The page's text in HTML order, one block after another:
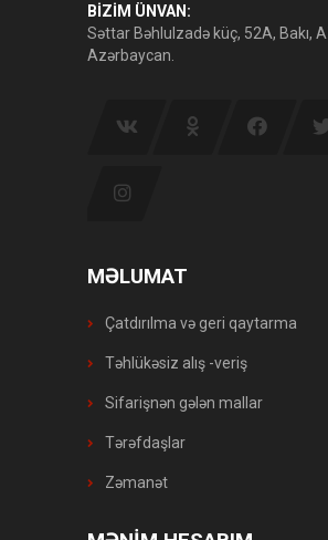
BİZİM ÜNVAN:
Səttar Bəhlulzadə küç, 52A, Bakı,
Azərbaycan.
MƏLUMAT
Çatdırılma və geri qaytarma
Təhlükəsiz alış -veriş
Sifarişnən gələn mallar
Tərəfdaşlar
Zəmanət